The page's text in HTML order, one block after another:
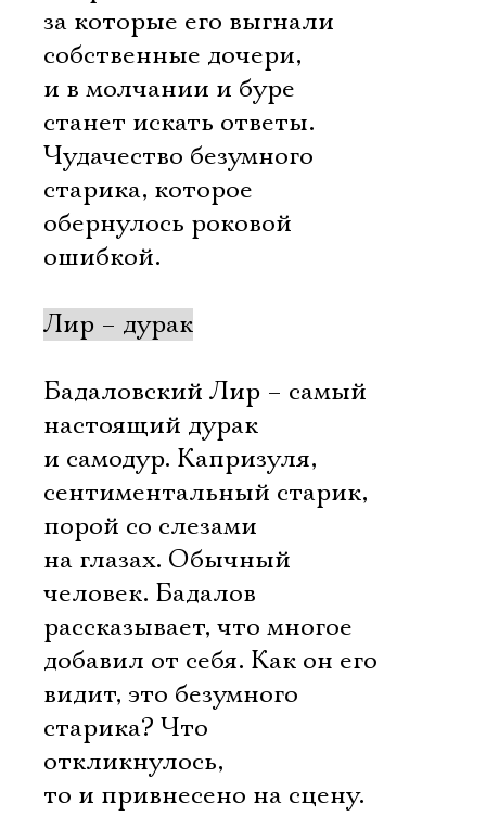
за которые его выгнали
собственные дочери,
и в молчании и буре
станет искать ответы.
Чудачество безумного
старика, которое
обернулось роковой
ошибкой.
Лир – дурак
Бадаловский Лир – самый
настоящий дурак
и самодур. Капризуля,
сентиментальный старик,
порой со слезами
на глазах. Обычный
человек. Бадалов
рассказывает, что многое
добавил от себя. Как он его
видит, это безумного
старика? Что
откликнулось,
то и привнесено на сцену.